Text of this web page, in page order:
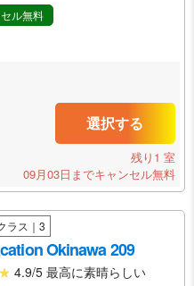
ル無料
選択する
残り1 室
09月03日までキャンセル無料
ラス｜3
Okinawa 209
4.9/5 最高に素晴らしい